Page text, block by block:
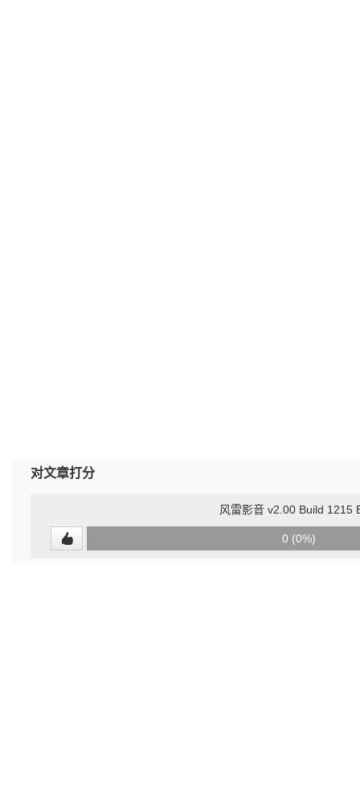
对文章打分
风雷影音 v2.00 Build 1215
0 (0%)